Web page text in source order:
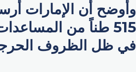
515 طناً من
في ظل الظروف